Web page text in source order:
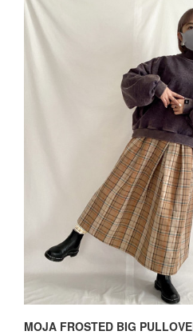
MOJA FROSTED BIG